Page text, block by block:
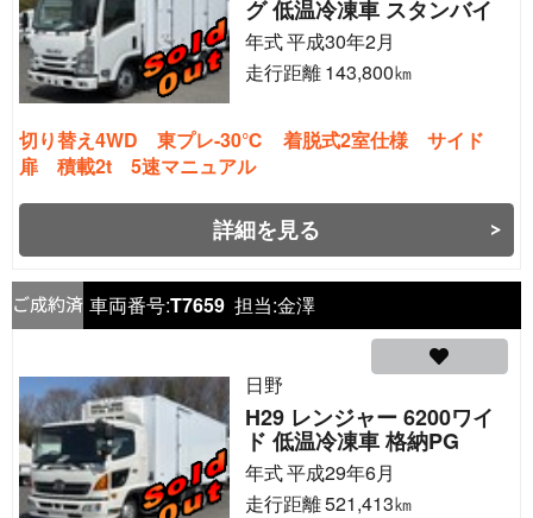
グ 低温冷凍車 スタンバイ
年式平成30年2月
走行距離143,800㎞
切り替え4WD 東プレ-30℃ 着脱式2室仕様 サイド
扉 積載2t 5速マニュアル
詳細を見る
車両番号:T7659 担当:金澤
日野
H29 レンジャー 6200ワイ
ド 低温冷凍車 格納PG
年式平成29年6月
走行距離521,413㎞